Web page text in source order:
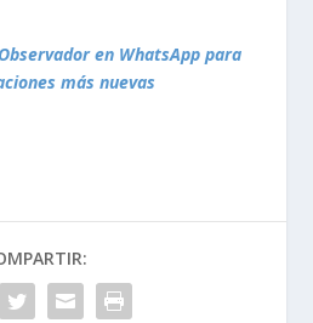
en WhatsApp para
más nuevas